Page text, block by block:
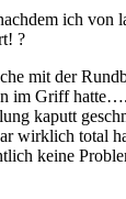
ich von
?
mit der
im Griff
kaputt
wirklich total
keine